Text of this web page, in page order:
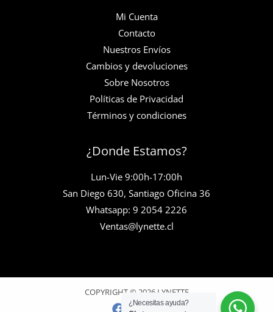
Mi Cuenta
Contacto
Nuestros Envíos
Cambios y devoluciones
Sobre Nosotros
Políticas de Privacidad
Términos y condiciones
¿Donde Estamos?
Lun-Vie 9:00h-17:00h
San Diego 630, Santiago Oficina 36
Whatsapp: 9 2054 2226
Ventas@lynette.cl
COPYRIGHT © 2026 LYNETTE
¿Necesitas ayuda?